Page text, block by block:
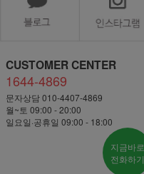
CUSTOMER CENTER
1644-4869
문자상담 010-4407-4869
월~토 09:00 - 20:00
일요일·공휴일 09:00 - 18:00
지금바로
전화하기